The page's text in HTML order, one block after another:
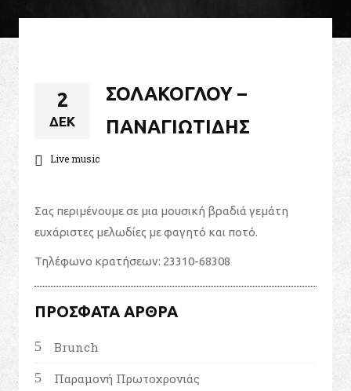
2
ΔΕΚ
ΣΟΛΆΚΟΓΛΟΥ –
ΠΑΝΑΓΙΩΤΊΔΗΣ
Live music
Σας περιμένουμε σε μια μουσική βραδιά γεμάτη
ευχάριστες μελωδίες με φαγητό και ποτό.
Τηλέφωνο κρατήσεων: 23310-68308
ΠΡΌΣΦΑΤΑ ΆΡΘΡΑ
Brunch
Παραμονή Πρωτοχρονιάς